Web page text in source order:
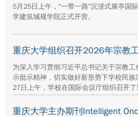
5月25日上午，“一带一路”沉浸式展亭国
学建筑城规学院正式开营。
重庆大学组织召开2026年宗教
为深入学习贯彻习近平总书记关于宗教
示批示精神，切实做好新形势下学校民族
27日上午，学校在国际会议厅组织召开了
邀请重庆市民族宗教事务委员会综合处
会议由学校党委常委、统战部部长李学静